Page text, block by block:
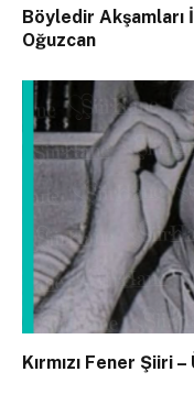
Böyledir Akşamları
Oğuzcan
Kırmızı Fener Şiiri